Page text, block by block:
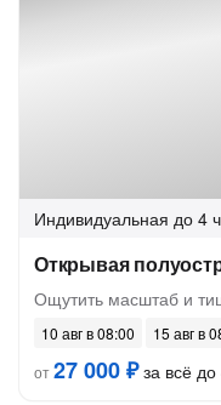
Индивидуальная до 4
Открывая
Ощутить масштаб и
10 авг в 08:00
15 авг в
от27 000 ₽за всё до